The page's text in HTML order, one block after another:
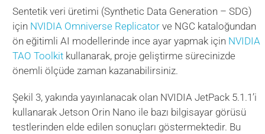
Sentetik veri üretimi (Synthetic Data Generation – SDG)
için NVIDIA Omniverse Replicator ve NGC kataloğundan
ön eğitimli AI modellerinde ince ayar yapmak için NVIDIA
TAO Toolkit kullanarak, proje geliştirme sürecinizde
önemli ölçüde zaman kazanabilirsiniz.
Şekil 3, yakında yayınlanacak olan NVIDIA JetPack 5.1.1’i
kullanarak Jetson Orin Nano ile bazı bilgisayar görüsü
testlerinden elde edilen sonuçları göstermektedir. Bu